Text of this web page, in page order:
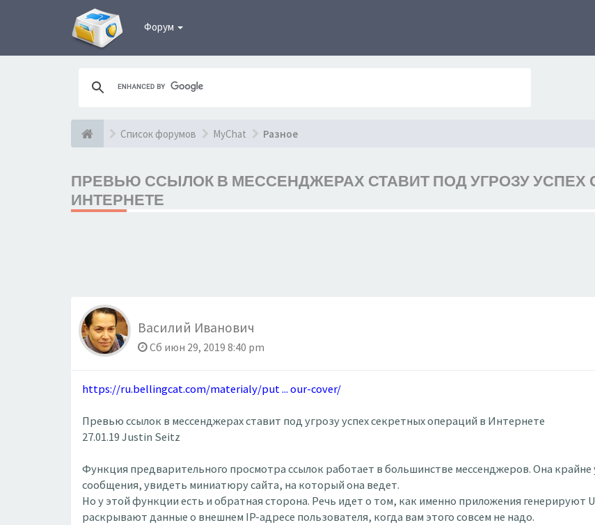
Форум
Список форумов MyChat Разное
ПРЕВЬЮ ССЫЛОК В МЕССЕНДЖЕРАХ СТАВИТ ПОД УГРОЗУ УСПЕХ
ИНТЕРНЕТЕ
Василий Иванович
Сб июн 29, 2019 8:40 pm
https://ru.bellingcat.com/materialy/put ... our-cover/
Превью ссылок в мессенджерах ставит под угрозу успех секретных операций в Интернете
27.01.19 Justin Seitz
Функция предварительного просмотра ссылок работает в большинстве мессенджеров. Она
сообщения, увидеть миниатюру сайта, на который она ведет.
Но у этой функции есть и обратная сторона. Речь идет о том, как именно приложения генерируют
раскрывают данные о внешнем IP-адресе пользователя, когда вам этого совсем не надо.